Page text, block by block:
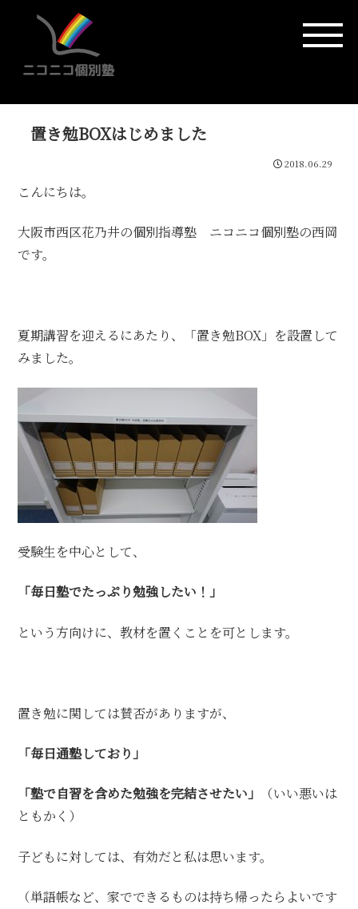
置き勉BOXはじめました
2018.06.29
こんにちは。
大阪市西区花乃井の個別指導塾 ニコニコ個別塾の西岡
です。
夏期講習を迎えるにあたり、「置き勉BOX」を設置して
みました。
受験生を中心として、
「毎日塾でたっぷり勉強したい！」
という方向けに、教材を置くことを可とします。
置き勉に関しては賛否がありますが、
「毎日通塾しており」
「塾で自習を含めた勉強を完結させたい」
（いい悪いは
ともかく）
子どもに対しては、有効だと私は思います。
（単語帳など、家でできるものは持ち帰ったらよいです